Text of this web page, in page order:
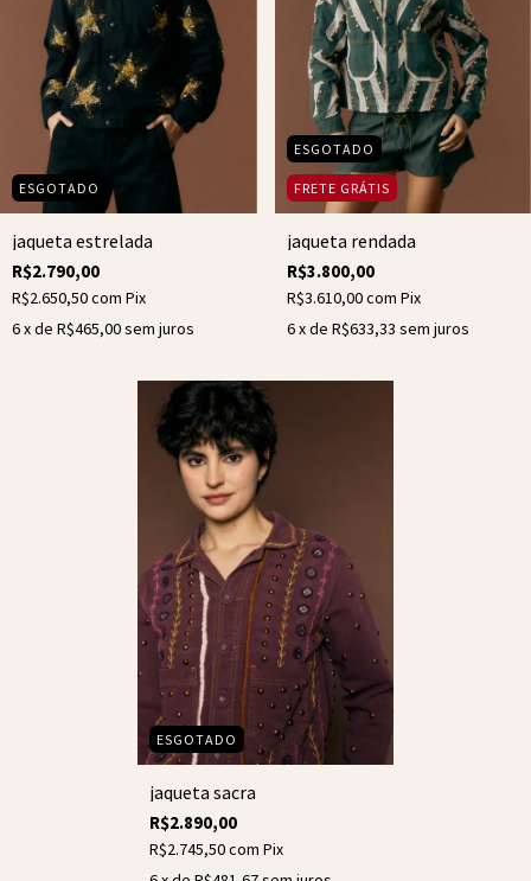
ESGOTADO
jaqueta estrelada
R$2.790,00
R$2.650,50com Pix
6x de R$465,00sem juros
ESGOTADO
FRETE GRÁTIS
jaqueta rendada
R$3.800,00
R$3.610,00com Pix
6x de R$633,33 sem juros
ESGOTADO
jaqueta sacra
R$2.890,00
R$2.745,50com Pix